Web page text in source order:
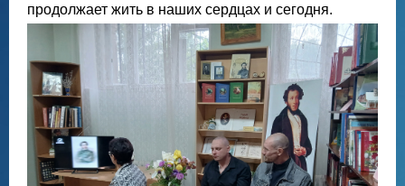
продолжает жить в наших сердцах и сегодня.